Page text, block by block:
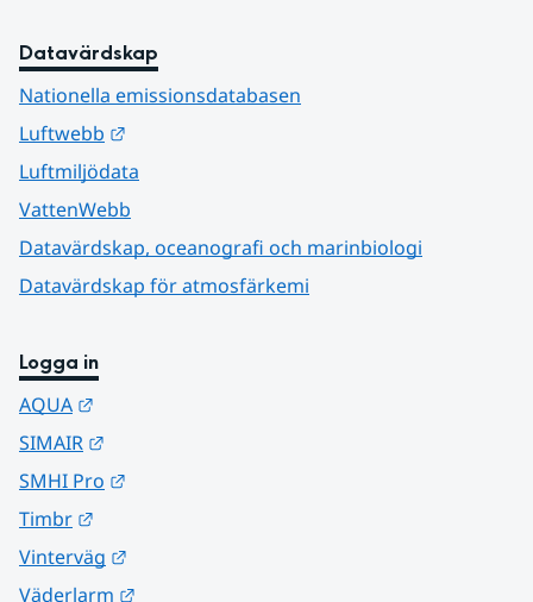
Datavärdskap
Nationella emissionsdatabasen
Luftwebb
Luftmiljödata
VattenWebb
Datavärdskap, oceanografi och marinbiologi
Datavärdskap för atmosfärkemi
Logga in
AQUA
SIMAIR
SMHI Pro
Timbr
Vinterväg
Väderlarm